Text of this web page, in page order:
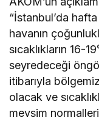
“İstanbul’da
havanın
sıcaklıkların 16-
seyredeceği
itibarıyla
olacak ve
mevsim